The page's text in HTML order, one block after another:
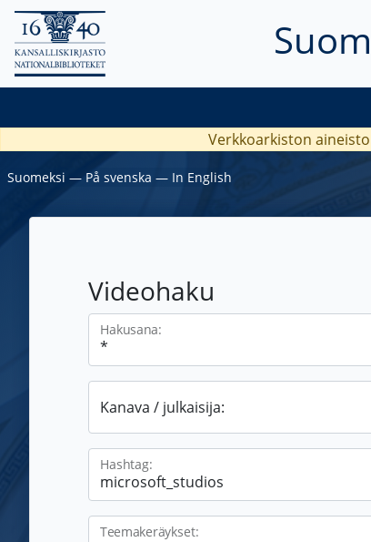
Verkkoarkiston
Suomeksi ― På svenska ― In English
Videohaku
Hakusana:
Kanava / julkaisija:
Hashtag:
Teemakeräykset: